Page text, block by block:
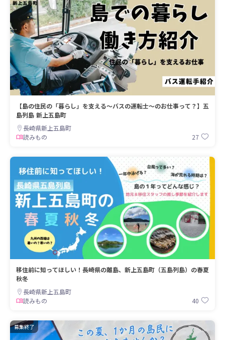
【島の住民の「暮らし」を支える～バスの運転士～のお仕事って？】五
島列島 新上五島町
長崎県新上五島町
読みもの
27
移住前に知ってほしい！長崎県の離島、新上五島町（五島列島）の春夏
秋冬
長崎県新上五島町
読みもの
40
募集終了